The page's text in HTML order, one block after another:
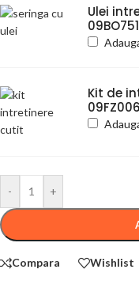
Ulei
09BO751
Kit de
09FZ006
- +
Compara Wishlist